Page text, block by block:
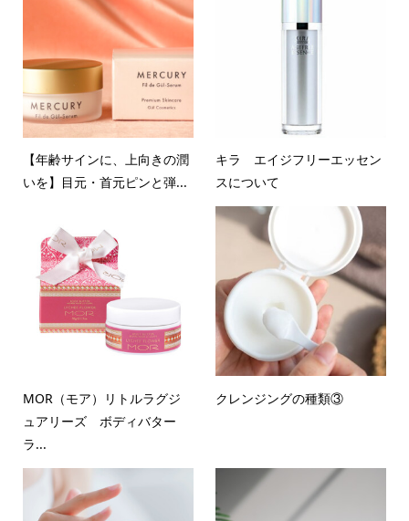
【年齢サインに、上向きの潤
いを】目元・首元ピンと弾...
キラ エイジフリーエッセン
スについて
MOR（モア）リトルラグジ
ュアリーズ ボディバター
ラ...
クレンジングの種類③